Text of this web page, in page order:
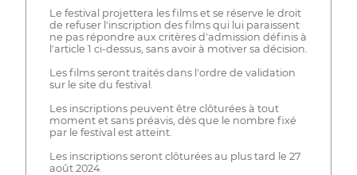
Le festival projettera les films et se réserve le droit
de refuser l'inscription des films qui lui paraissent
ne pas répondre aux critères d'admission définis à
l'article 1 ci-dessus, sans avoir à motiver sa décision.
Les films seront traités dans l'ordre de validation
sur le site du festival.
Les inscriptions peuvent être clôturées à tout
moment et sans préavis, dès que le nombre fixé
par le festival est atteint.
Les inscriptions seront clôturées au plus tard le 27
août 2024.